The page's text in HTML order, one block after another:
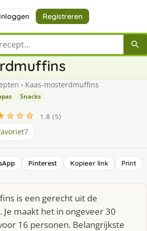
Inloggen Registreren
recept
› Kaas-mosterdmuffins
Snacks
1.8 (5)
7
Pinterest Kopieer link Print
is een gerecht uit de
Je maakt het in ongeveer 30
16 personen. Belangrijkste